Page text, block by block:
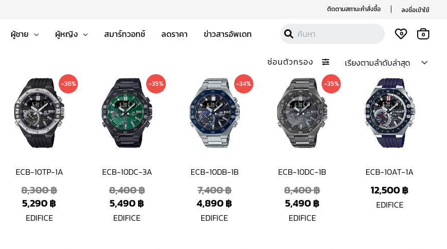
ติดตามสถานะคำสั่งซื้อ ลงชื่อเข้าใช้
ผู้ชาย ผู้หญิง สมาร์ทวอทช์ ลดราคา ข่าวสารอัพเดท 0 0
ซ่อนตัวกรอง
-36%
ECB-10TP-1A
8,300฿
Original
price
was:
8,300 ฿.
5,290฿
Current
price
is:
5,290 ฿.
EDIFICE
-35%
ECB-10DC-3A
8,400฿
Original
price
was:
8,400 ฿.
5,490฿
Current
price
is:
5,490 ฿.
EDIFICE
-34%
ECB-10DB-1B
7,400฿
Original
price
was:
7,400 ฿.
4,890฿
Current
price
is:
4,890 ฿.
EDIFICE
-35%
ECB-10DC-1B
8,400฿
Original
price
was:
8,400 ฿.
5,490฿
Current
price
is:
5,490 ฿.
EDIFICE
ECB-10AT-1A
12,500฿
EDIFICE